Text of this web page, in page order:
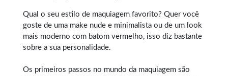
Qual o seu estilo de maquiagem favorito? Quer você
goste de uma make nude e minimalista ou de um look
mais moderno com batom vermelho, isso diz bastante
sobre a sua personalidade.
Os primeiros passos no mundo da maquiagem são